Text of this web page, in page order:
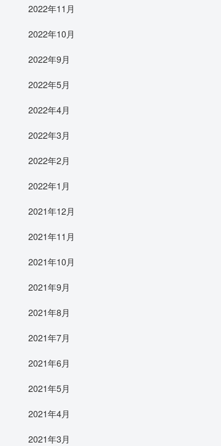
2022年11月
2022年10月
2022年9月
2022年5月
2022年4月
2022年3月
2022年2月
2022年1月
2021年12月
2021年11月
2021年10月
2021年9月
2021年8月
2021年7月
2021年6月
2021年5月
2021年4月
2021年3月